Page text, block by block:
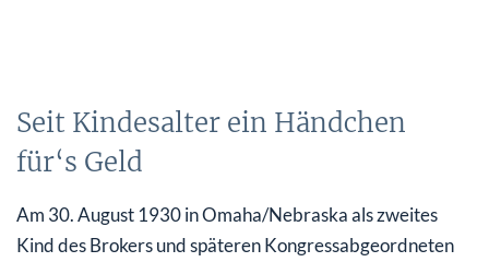
Seit Kindesalter ein Händchen
für‘s Geld
Am 30. August 1930 in Omaha/Nebraska als zweites
Kind des Brokers und späteren Kongressabgeordneten